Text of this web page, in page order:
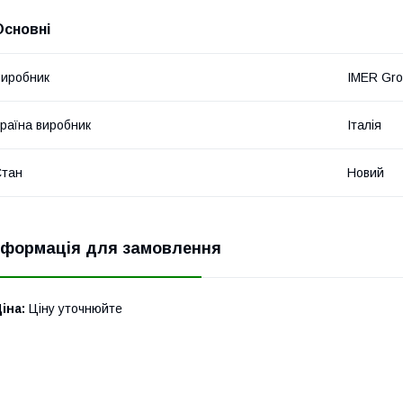
IMER
виробник Італія
Новий
для замовлення
Ціну уточнюйте